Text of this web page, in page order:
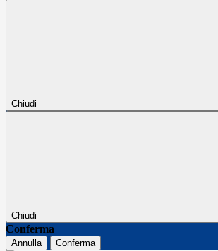
Chiudi
Chiudi
Conferma
Annulla Conferma